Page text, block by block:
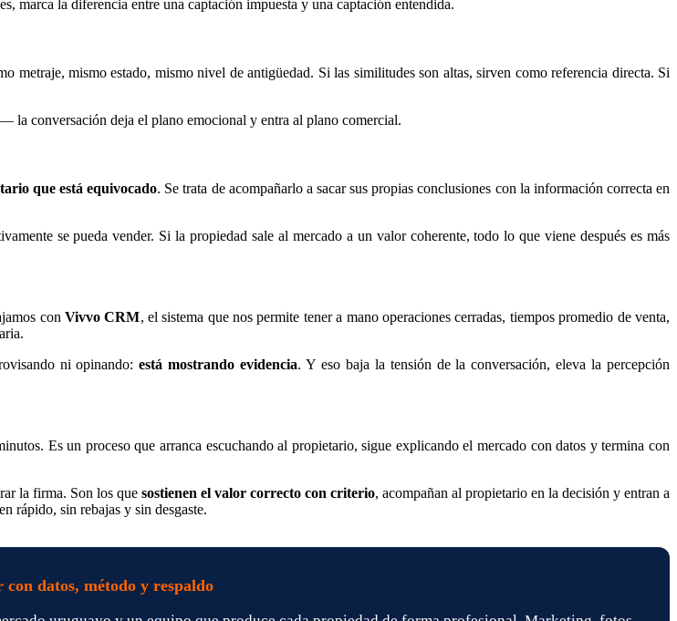
marca la diferencia entre una captación impuesta y una captación entendida.
metraje, mismo estado, mismo nivel de antigüedad. Si las similitudes son altas, sirven como referencia directa. Si
la conversación deja el plano emocional y entra al plano comercial.
que está equivocado. Se trata de acompañarlo a sacar sus propias conclusiones con la información correcta en
se pueda vender. Si la propiedad sale al mercado a un valor coherente, todo lo que viene después es más
conVivvo CRM, el sistema que nos permite tener a mano operaciones cerradas, tiempos promedio de venta,
ni opinando:está mostrando evidencia. Y eso baja la tensión de la conversación, eleva la percepción
Es un proceso que arranca escuchando al propietario, sigue explicando el mercado con datos y termina con
la firma. Son los que sostienen el valor correcto con criterio, acompañan al propietario en la decisión y entran a
rápido, sin rebajas y sin desgaste.
con datos, método y respaldo